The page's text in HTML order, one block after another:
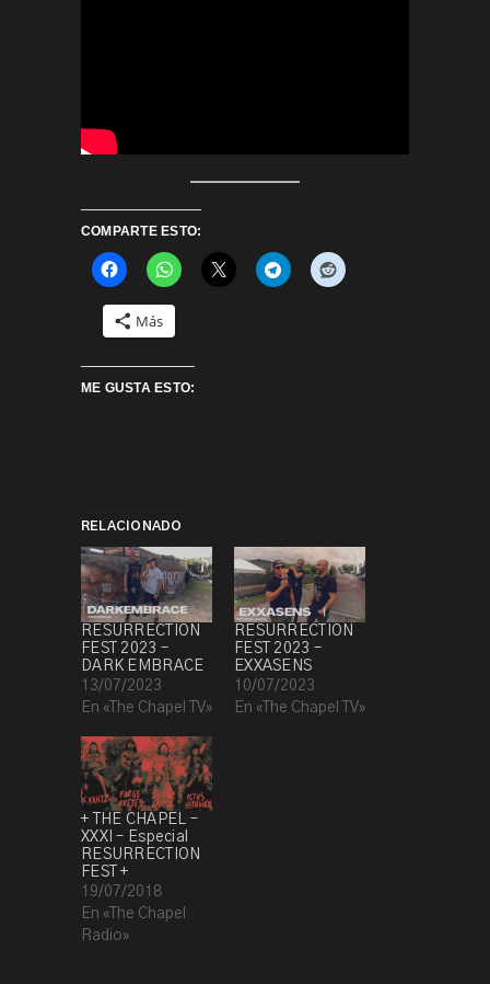
COMPARTE ESTO:
Más
ME GUSTA ESTO:
RELACIONADO
RESURRECTION
FEST 2023 –
DARK EMBRACE
13/07/2023
En «The Chapel TV»
RESURRECTION
FEST 2023 –
EXXASENS
10/07/2023
En «The Chapel TV»
+ THE CHAPEL –
XXXI – Especial
RESURRECTION
FEST +
19/07/2018
En «The Chapel
Radio»